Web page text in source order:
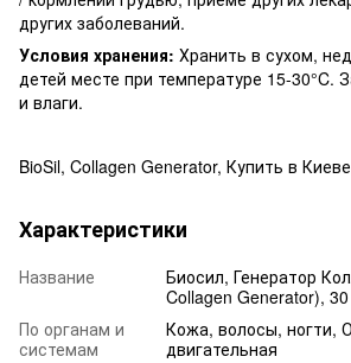
других заболеваний.
Условия хранения: Хранить в сухом,
детей месте при температуре 15-30°C.
и влаги.
BioSil, Collagen Generator, Купить в
Характеристики
Название
Биосил, Генератор
Collagen Generator),
По органам и
системам
Кожа, волосы, ногти,
двигательная